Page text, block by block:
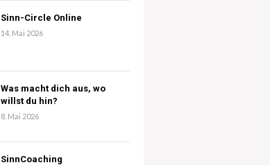
Sinn-Circle Online
14. Mai 2026
Was macht dich aus, wo
willst du hin?
8. Mai 2026
SinnCoaching